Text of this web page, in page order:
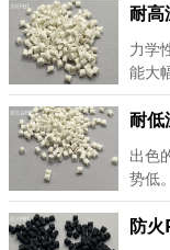
有较
耐高
力学
能大
的耐
小，
的热
度最
耐低
出色
势低
对酸
耐受
防火